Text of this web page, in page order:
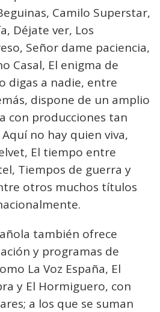
Camilo Superstar,
Déjate ver, Los
Señor dame paciencia,
Casal, El enigma de
digas a nadie, entre
dispone de un amplio
con producciones tan
no hay quien viva,
El tiempo entre
Tiempos de guerra y
otros muchos títulos
también ofrece
y programas de
La Voz España, El
y El Hormiguero, con
a los que se suman